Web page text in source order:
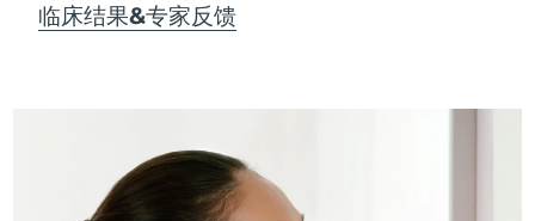
临床结果&专家反馈